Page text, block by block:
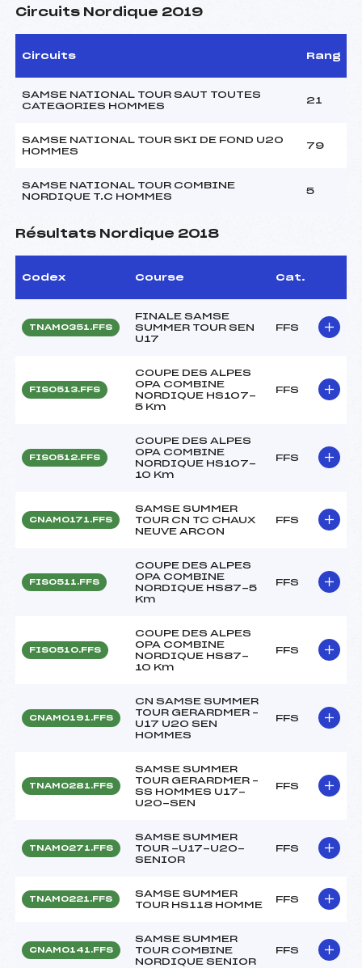
Circuits Nordique 2019
Circuits Rang
SAMSE NATIONAL TOUR SAUT TOUTES
CATEGORIES HOMMES
21
SAMSE NATIONAL TOUR SKI DE FOND U20
HOMMES
79
SAMSE NATIONAL TOUR COMBINE
NORDIQUE T.C HOMMES
5
Résultats Nordique 2018
Codex Course Cat.
TNAM0351.FFS
FINALE SAMSE
SUMMER TOUR SEN
U17
FFS
FIS0513.FFS
COUPE DES ALPES
OPA COMBINE
NORDIQUE HS107-
5 Km
FFS
FIS0512.FFS
COUPE DES ALPES
OPA COMBINE
NORDIQUE HS107-
10 Km
FFS
CNAM0171.FFS
SAMSE SUMMER
TOUR CN TC CHAUX
NEUVE ARCON
FFS
FIS0511.FFS
COUPE DES ALPES
OPA COMBINE
NORDIQUE HS87-5
Km
FFS
FIS0510.FFS
COUPE DES ALPES
OPA COMBINE
NORDIQUE HS87-
10 Km
FFS
CNAM0191.FFS
CN SAMSE SUMMER
TOUR GERARDMER –
U17 U20 SEN
HOMMES
FFS
TNAM0281.FFS
SAMSE SUMMER
TOUR GERARDMER –
SS HOMMES U17-
U20-SEN
FFS
TNAM0271.FFS
SAMSE SUMMER
TOUR -U17-U20-
SENIOR
FFS
TNAM0221.FFS
SAMSE SUMMER
TOUR HS118 HOMME
FFS
CNAM0141.FFS
SAMSE SUMMER
TOUR COMBINE
NORDIQUE SENIOR
FFS